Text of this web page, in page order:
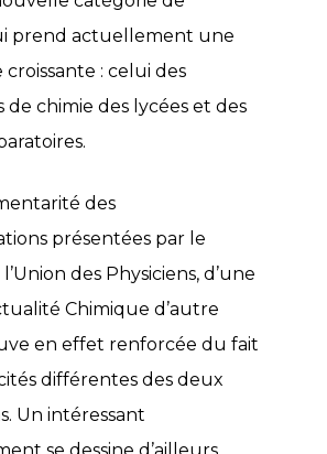
prend actuellement une
: celui des
de chimie des lycées et des
des
présentées par le
des Physiciens, d’une
Chimique d’autre
en effet renforcée du fait
différentes des deux
Un intéressant